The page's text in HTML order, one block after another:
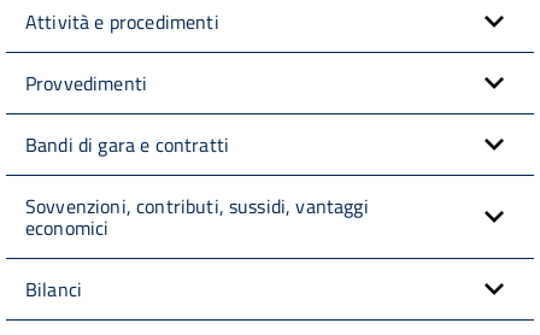
Attività e procedimenti
Provvedimenti
Bandi di gara e contratti
Sovvenzioni, contributi, sussidi, vantaggi
economici
Bilanci